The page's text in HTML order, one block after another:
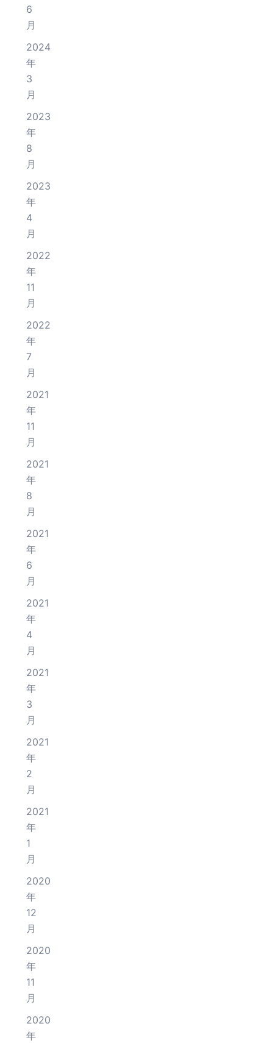
6
月
2024
年
3
月
2023
年
8
月
2023
年
4
月
2022
年
11
月
2022
年
7
月
2021
年
11
月
2021
年
8
月
2021
年
6
月
2021
年
4
月
2021
年
3
月
2021
年
2
月
2021
年
1
月
2020
年
12
月
2020
年
11
月
2020
年